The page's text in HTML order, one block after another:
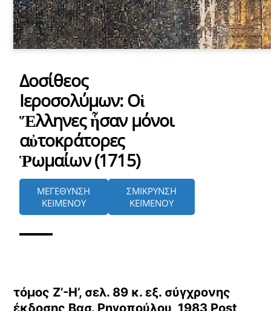
Δοσίθεος
Ιεροσoλύμων: Οἱ
Ἕλληνες ἧσαν μόνοι
αὐτοκράτορες
Ῥωμαίων (1715)
ΜΕΓΕΘΥΝΣΗ
ΚΕΙΜΕΝΟΥ
ΣΜΙΚΡΥΝΣΗ
ΚΕΙΜΕΝΟΥ
τόμος Ζ’-Η’, σελ. 89 κ. εξ. σύγχρονης
έκδοσης Βασ. Ρηγοπούλου, 1983 Post